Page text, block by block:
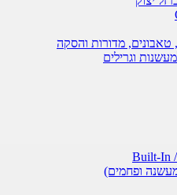
מדורות והסקה
וגרילים
ופחמים)